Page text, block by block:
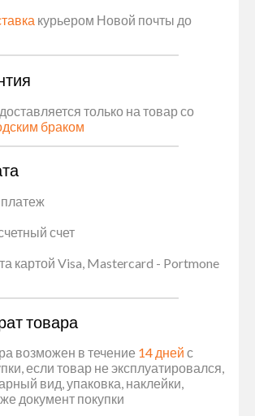
курьером Новой почты до
только на товар со
браком
счет
картой Visa, Mastercard - Portmone
товара
возможен в течение 14 дней с
если товар не эксплуатировался,
вид, упаковка, наклейки,
документ покупки